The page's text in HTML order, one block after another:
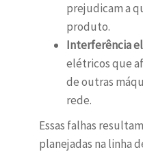
prejudicam a
produto.
Interferência
elétricos que
de outras
rede.
Essas falhas
planejadas na linha